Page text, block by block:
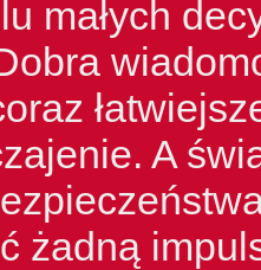
małych
A
żadną